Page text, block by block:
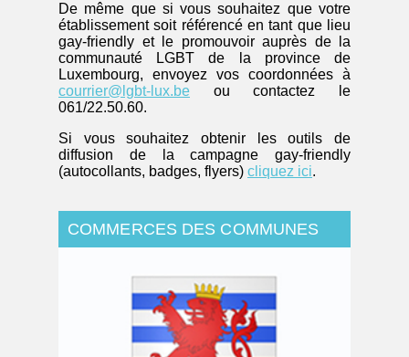
De même que si vous souhaitez que votre
établissement soit référencé en tant que lieu
gay-friendly et le promouvoir auprès de la
communauté LGBT de la province de
Luxembourg, envoyez vos coordonnées à
courrier@lgbt-lux.be ou contactez le
061/22.50.60.
Si vous souhaitez obtenir les outils de
diffusion de la campagne gay-friendly
(autocollants, badges, flyers) cliquez ici.
COMMERCES DES COMMUNES